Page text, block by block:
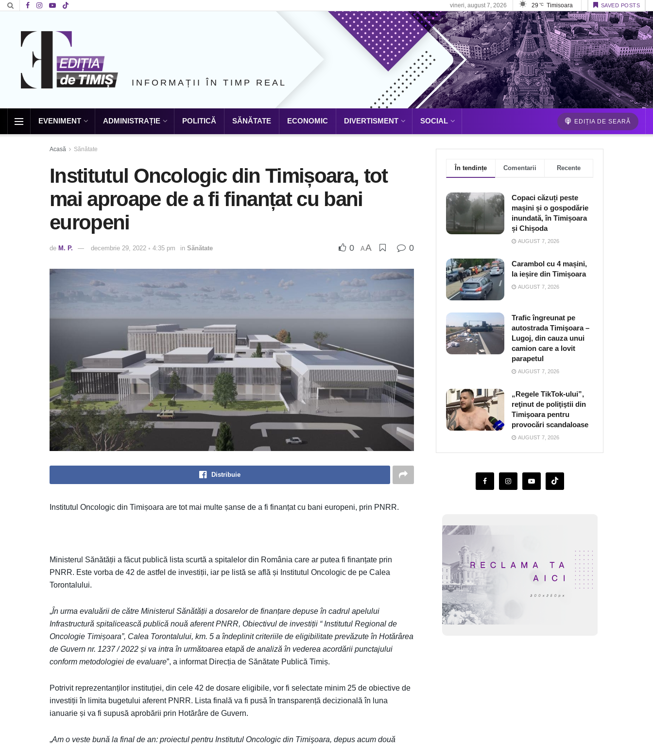
vineri, august 7, 2026 29 °C Timisoara SAVED POSTS
INFORMAȚII ÎN TIMP REAL
EVENIMENT ADMINISTRAȚIE POLITICĂ SĂNĂTATE ECONOMIC DIVERTISMENT SOCIAL EDIȚIA DE SEARĂ
Acasă Sănătate
Institutul Oncologic din Timișoara, tot
mai aproape de a fi finanțat cu bani
europeni
de M. P. decembrie 29, 2022 ◦ 4:35 pm in Sănătate 0 AA 0
Distribuie
Institutul Oncologic din Timișoara are tot mai multe șanse de a fi finanțat cu bani europeni, prin PNRR.
Ministerul Sănătății a făcut publică lista scurtă a spitalelor din România care ar putea fi finanțate prin
PNRR. Este vorba de 42 de astfel de investiții, iar pe listă se află și Institutul Oncologic de pe Calea
Torontalului.
„În urma evaluării de către Ministerul Sănătății a dosarelor de finanțare depuse în cadrul apelului
Infrastructură spitalicească publică nouă aferent PNRR, Obiectivul de investiții “ Institutul Regional de
Oncologie Timișoara”, Calea Torontalului, km. 5 a îndeplinit criteriile de eligibilitate prevăzute în Hotărârea
de Guvern nr. 1237 / 2022 și va intra în următoarea etapă de analiză în vederea acordării punctajului
conform metodologiei de evaluare”, a informat Direcția de Sănătate Publică Timiș.
Potrivit reprezentanților instituției, din cele 42 de dosare eligibile, vor fi selectate minim 25 de obiective de
investiții în limita bugetului aferent PNRR. Lista finală va fi pusă în transparență decizională în luna
ianuarie și va fi supusă aprobării prin Hotărâre de Guvern.
„Am o veste bună la final de an: proiectul pentru Institutul Oncologic din Timişoara, depus acum două
În tendințe Comentarii Recente
Copaci căzuți peste
mașini și o gospodărie
inundată, în Timișoara
și Chișoda
AUGUST 7, 2026
Carambol cu 4 mașini,
la ieșire din Timișoara
AUGUST 7, 2026
Trafic îngreunat pe
autostrada Timişoara –
Lugoj, din cauza unui
camion care a lovit
parapetul
AUGUST 7, 2026
„Regele TikTok-ului”,
reţinut de poliţiştii din
Timişoara pentru
provocări scandaloase
AUGUST 7, 2026